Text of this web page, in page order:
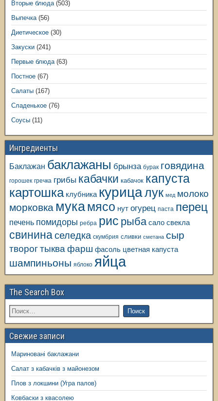
Вторые блюда (503)
Выпечка (56)
Диетическое (30)
Закуски (241)
Первые блюда (63)
Постное (67)
Салаты (167)
Сладенькое (76)
Соусы (11)
Ингредиенты
Баклажан баклажаны брынза бурак говядина
горошек гречка грибы кабачки кабачок капуста
картошка клубника курицалук мед молоко
морковка мукамясо нут огурец паста перец
печень помидоры ребра рис рыба сало свекла
свининаселедка скумбрия сливки сметана сыр
творогтыква фарш фасоль цветная капуста
шампиньоны яблоко яйца
The Search Box
Свежие записи
Мариновані баклажани
Салат з кабачків з майонезом
Плов з локшини (Угра палов)
Ковбаски з квасолею